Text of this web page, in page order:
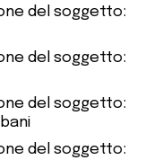
del soggetto:
del soggetto:
del soggetto:
del soggetto: